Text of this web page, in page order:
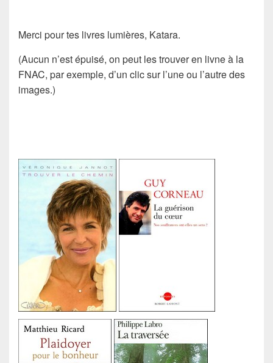
Merci pour tes livres lumières, Katara.
(Aucun n’est épuisé, on peut les trouver en livne à la
FNAC, par exemple, d’un clic sur l’une ou l’autre des
images.)